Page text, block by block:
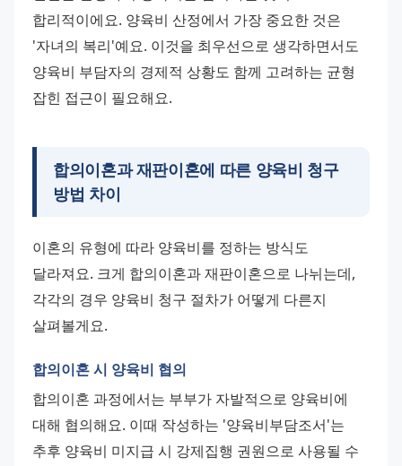
합리적이에요. 양육비 산정에서 가장 중요한 것은
'자녀의 복리'예요. 이것을 최우선으로 생각하면서도
양육비 부담자의 경제적 상황도 함께 고려하는 균형
잡힌 접근이 필요해요.
합의이혼과 재판이혼에 따른 양육비 청구
방법 차이
이혼의 유형에 따라 양육비를 정하는 방식도
달라져요. 크게 합의이혼과 재판이혼으로 나뉘는데,
각각의 경우 양육비 청구 절차가 어떻게 다른지
살펴볼게요.
합의이혼 시 양육비 협의
합의이혼 과정에서는 부부가 자발적으로 양육비에
대해 협의해요. 이때 작성하는 '양육비부담조서'는
추후 양육비 미지급 시 강제집행 권원으로 사용될 수